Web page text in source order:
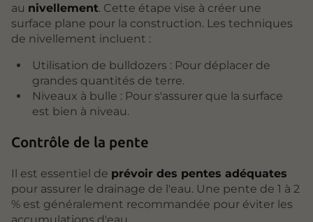
au nivellement. Cette étape vise à créer une
surface plane pour la construction. Les techniques
de nivellement incluent :
Utilisation de bulldozers : Pour déplacer de
grandes quantités de terre.
Niveaux à bulle : Pour s'assurer que la surface
est bien à niveau.
Contrôle de la pente
Il est essentiel de prévoir des pentes adéquates
pour assurer le drainage de l'eau. Une pente de 1 à 2
% est généralement recommandée pour éviter les
accumulations d'eau.